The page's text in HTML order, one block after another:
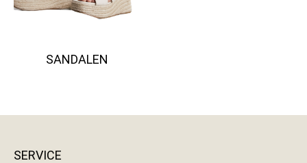
SANDALEN
SERVICE